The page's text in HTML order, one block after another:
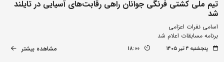
تیم ملی کشتی فرنگی جوانان راهی رقابت‌های آسیایی در تایلند
شد
اسامی نفرات اعزامی
برنامه مسابقات اعلام شد
پنجشنبه ۴ تیر ۱۴۰۵ 18:00 مشاهده بیشتر